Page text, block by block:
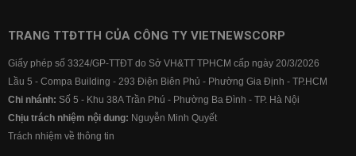
TRANG TTĐTTH CỦA CÔNG TY VIETNEWSCORP
Giấy phép số 3324/GP-TTĐT do Sở VH&TT TPHCM cấp ngày 20/3/2026
Lầu 5 - Compa Building - 293 Điện Biên Phủ - Phường Gia Định - TP.HCM
Chi nhánh: Số 5 - Khu 38A Trần Phú - Phường Ba Đình - TP. Hà Nội
Chịu trách nhiệm nội dung: Nguyễn Minh Quyết
Trách nhiệm về thông tin